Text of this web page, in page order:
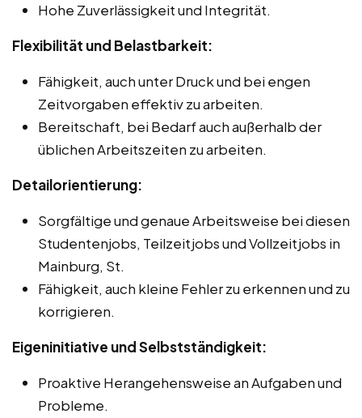
Hohe Zuverlässigkeit und Integrität.
Flexibilität und Belastbarkeit:
Fähigkeit, auch unter Druck und bei engen
Zeitvorgaben effektiv zu arbeiten.
Bereitschaft, bei Bedarf auch außerhalb der
üblichen Arbeitszeiten zu arbeiten.
Detailorientierung:
Sorgfältige und genaue Arbeitsweise bei diesen
Studentenjobs, Teilzeitjobs und Vollzeitjobs in
Mainburg, St.
Fähigkeit, auch kleine Fehler zu erkennen und zu
korrigieren.
Eigeninitiative und Selbstständigkeit:
Proaktive Herangehensweise an Aufgaben und
Probleme.